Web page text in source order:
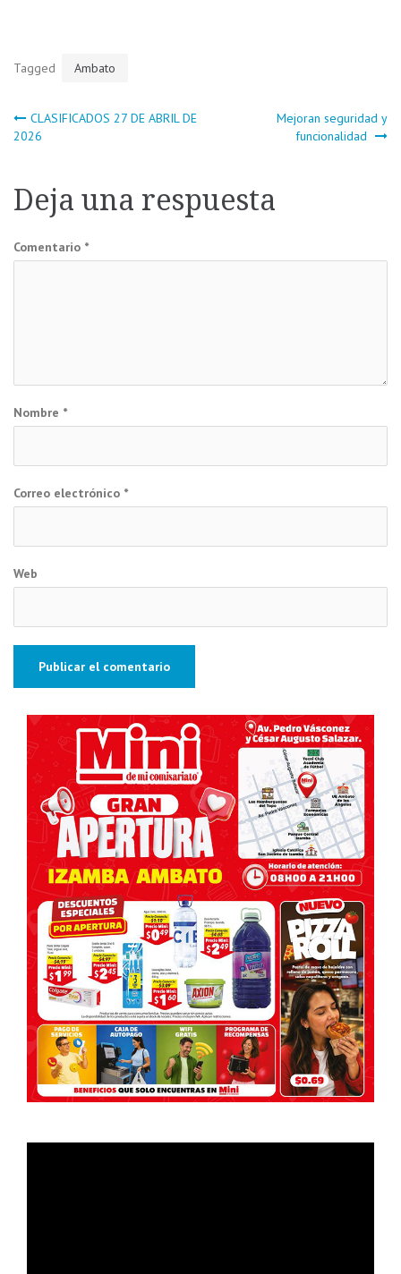
Tagged Ambato
Navegación
entradas
CLASIFICADOS 27 DE ABRIL DE
2026
Mejoran seguridad y
funcionalidad
Deja una respuesta
Comentario *
Nombre *
Correo electrónico *
Web